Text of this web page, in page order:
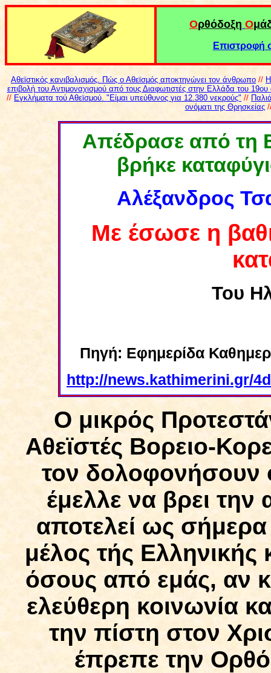
Ορθόδοξη Ο
Επιστροφή
Αθεϊστικός κανιβαλισμός. Πώς ο Αθεϊσμός αποκτηνώνει τον άνθρωπο //
επιβολή του Αντιμοναχισμού από τους Διαφωτιστές στην Ελλάδα του 19ου
// Εγκλήματα τού Αθεϊσμού. "Είμαι υπεύθυνος για 12.380 νεκρούς" //
ονόματι της Θρησκείας
Απέδρασε από τη
βρήκε
Αλέξανδρος
Με έσωσε η
Του
Πηγή: Εφημερίδα
http://news.kathimerini.gr/
Ο μικρός
Αθεϊστές Βορειο-
τον δολοφονήσουν
έμελλε να βρει την
αποτελεί ως
μέλος τής Ελληνικής
όσους από εμάς, αν
ελεύθερη κοινωνία
την πίστη στον
έπρεπε την